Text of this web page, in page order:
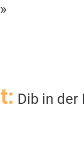
Dib in der